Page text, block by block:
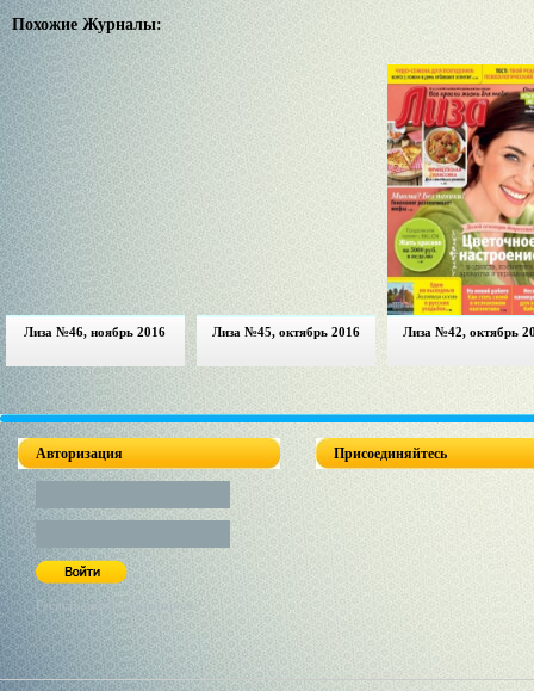
Похожие Журналы:
Лиза №46, ноябрь 2016 Лиза №45, октябрь 2016 Лиза №42, октябрь
Авторизация
Регистрация / Забыл пароль?
Присоединяйтесь